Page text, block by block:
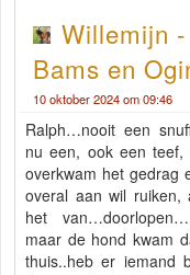
Willemijn
Bams en
10 oktober 2024 om 09:46
Ralph…nooit een
nu een, ook een
overkwam het gedrag
overal aan wil ruiken,
het
maar de hond kwam
thuis..heb er iemand